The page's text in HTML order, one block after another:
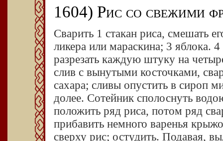
1604) Рис со свежими
Сварить 1 стакан риса, смешать
ликера или мараскина; 3 яблока.
разрезать каждую штуку на
слив с вынутыми косточками,
сахара; сливы опустить в сироп
долее. Сотейник сполоснуть
положить ряд риса, потом ряд
прибавить немного варенья
сверху рис; остудить. Подавая,